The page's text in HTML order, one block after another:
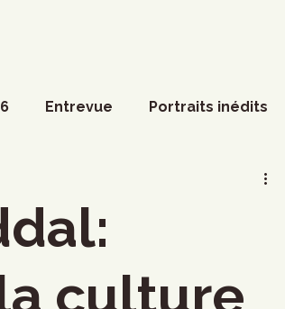
Entrevue Portraits inédits
Arts visuels
francophone
culture